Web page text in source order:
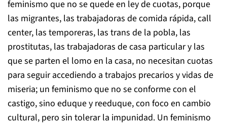
feminismo que no se quede en ley de cuotas, porque
las migrantes, las trabajadoras de comida rápida, call
center, las temporeras, las trans de la pobla, las
prostitutas, las trabajadoras de casa particular y las
que se parten el lomo en la casa, no necesitan cuotas
para seguir accediendo a trabajos precarios y vidas de
miseria; un feminismo que no se conforme con el
castigo, sino eduque y reeduque, con foco en cambio
cultural, pero sin tolerar la impunidad. Un feminismo